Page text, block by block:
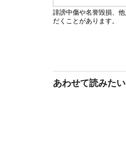
あわせて読みたい